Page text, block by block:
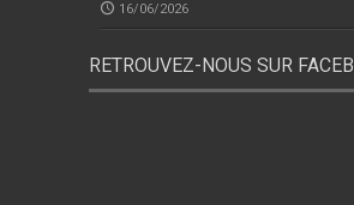
16/06/2026
RETROUVEZ-NOUS SUR